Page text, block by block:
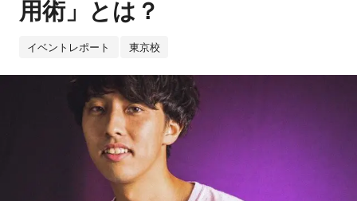
用術」とは？
イベントレポート 東京校